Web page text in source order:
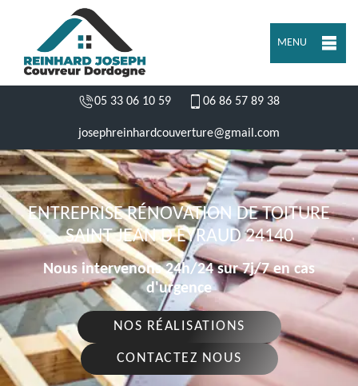
MENU
05 33 06 10 59 06 86 57 89 38
josephreinhardcouverture@gmail.com
ENTREPRISE RÉNOVATION DE TOITURE
SAINT JEAN D EYRAUD 24140
Nous intervenons 24h/24 sur 7j/7 en cas
d'urgence
NOS RÉALISATIONS
CONTACTEZ NOUS